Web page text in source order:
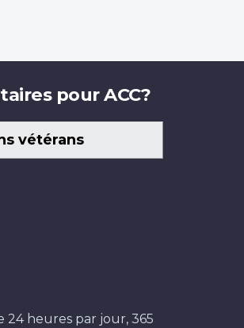
pour ACC?
vétérans
heures par jour, 365